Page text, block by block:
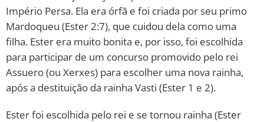
Império Persa. Ela era órfã e foi criada por seu primo
Mardoqueu (Ester 2:7), que cuidou dela como uma
filha. Ester era muito bonita e, por isso, foi escolhida
para participar de um concurso promovido pelo rei
Assuero (ou Xerxes) para escolher uma nova rainha,
após a destituição da rainha Vasti (Ester 1 e 2).
Ester foi escolhida pelo rei e se tornou rainha (Ester